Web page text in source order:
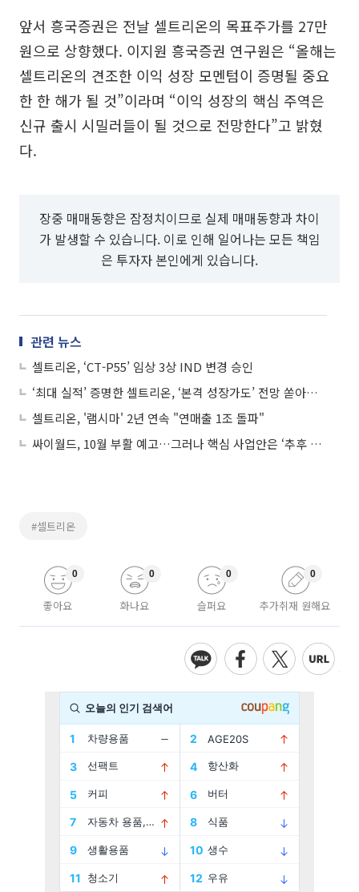
앞서 흥국증권은 전날 셀트리온의 목표주가를 27만
원으로 상향했다. 이지원 흥국증권 연구원은 “올해는
셀트리온의 견조한 이익 성장 모멘텀이 증명될 중요
한 한 해가 될 것”이라며 “이익 성장의 핵심 주역은
신규 출시 시밀러들이 될 것으로 전망한다”고 밝혔
다.
장중 매매동향은 잠정치이므로 실제 매매동향과 차이
가 발생할 수 있습니다. 이로 인해 일어나는 모든 책임
은 투자자 본인에게 있습니다.
관련 뉴스
셀트리온, ‘CT-P55’ 임상 3상 IND 변경 승인
‘최대 실적’ 증명한 셀트리온, ‘본격 성장가도’ 전망 쏟아졌다
셀트리온, '램시마' 2년 연속 "연매출 1조 돌파"
싸이월드, 10월 부활 예고…그러나 핵심 사업안은 ‘추후 공개’
#셀트리온
좋아요
0
화나요
0
슬퍼요
0
추가취재 원해요
0